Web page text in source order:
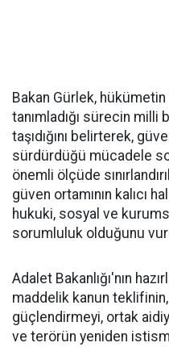
Bakan Gürlek,
tanımladığı sürecin
taşıdığını belirterek,
sürdürdüğü mücadele
önemli ölçüde
güven ortamının kalıcı
hukuki, sosyal ve
sorumluluk olduğunu
Adalet Bakanlığı'nın
maddelik kanun
güçlendirmeyi, ortak
ve terörün yeniden